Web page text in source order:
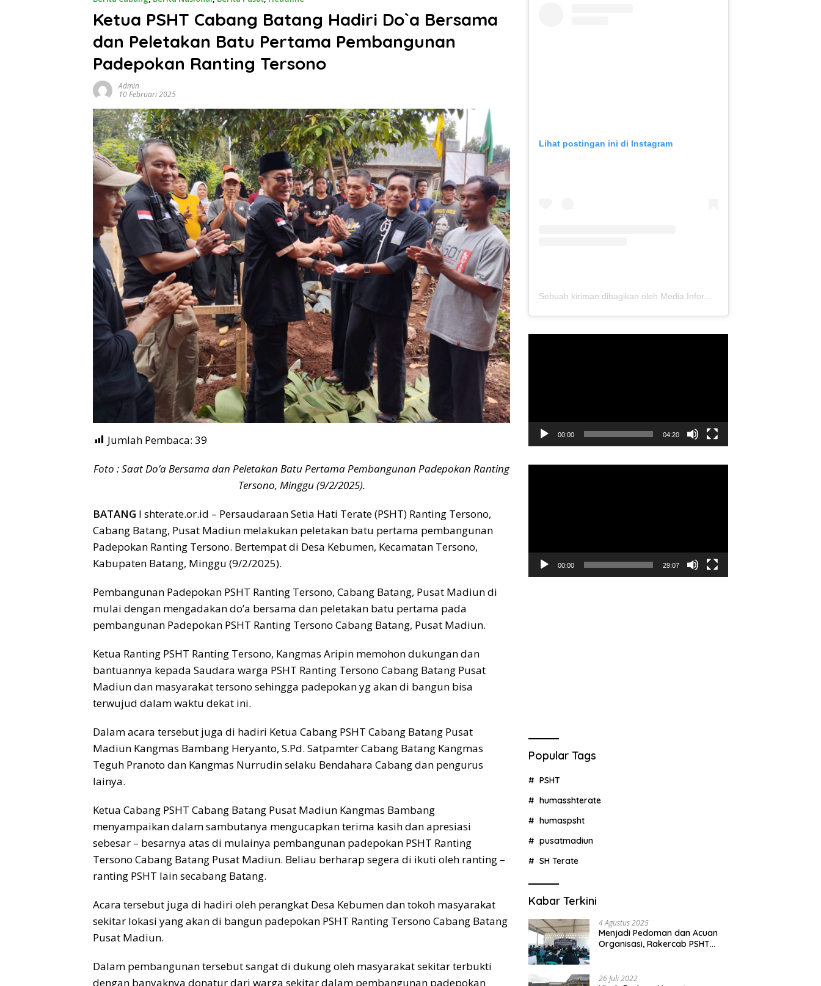
Ketua PSHT Cabang Batang Hadiri Do`a Bersama
dan Peletakan Batu Pertama Pembangunan
Padepokan Ranting Tersono
Admin
10 Februari 2025
Jumlah Pembaca: 39
Foto : Saat Do’a Bersama dan Peletakan Batu Pertama Pembangunan Padepokan Ranting
Tersono, Minggu (9/2/2025).
BATANG I shterate.or.id – Persaudaraan Setia Hati Terate (PSHT) Ranting Tersono,
Cabang Batang, Pusat Madiun melakukan peletakan batu pertama pembangunan
Padepokan Ranting Tersono. Bertempat di Desa Kebumen, Kecamatan Tersono,
Kabupaten Batang, Minggu (9/2/2025).
Pembangunan Padepokan PSHT Ranting Tersono, Cabang Batang, Pusat Madiun di
mulai dengan mengadakan do’a bersama dan peletakan batu pertama pada
pembangunan Padepokan PSHT Ranting Tersono Cabang Batang, Pusat Madiun.
Ketua Ranting PSHT Ranting Tersono, Kangmas Aripin memohon dukungan dan
bantuannya kepada Saudara warga PSHT Ranting Tersono Cabang Batang Pusat
Madiun dan masyarakat tersono sehingga padepokan yg akan di bangun bisa
terwujud dalam waktu dekat ini.
Dalam acara tersebut juga di hadiri Ketua Cabang PSHT Cabang Batang Pusat
Madiun Kangmas Bambang Heryanto, S.Pd. Satpamter Cabang Batang Kangmas
Teguh Pranoto dan Kangmas Nurrudin selaku Bendahara Cabang dan pengurus
lainya.
Ketua Cabang PSHT Cabang Batang Pusat Madiun Kangmas Bambang
menyampaikan dalam sambutanya mengucapkan terima kasih dan apresiasi
sebesar – besarnya atas di mulainya pembangunan padepokan PSHT Ranting
Tersono Cabang Batang Pusat Madiun. Beliau berharap segera di ikuti oleh ranting –
ranting PSHT lain secabang Batang.
Acara tersebut juga di hadiri oleh perangkat Desa Kebumen dan tokoh masyarakat
sekitar lokasi yang akan di bangun padepokan PSHT Ranting Tersono Cabang Batang
Pusat Madiun.
Dalam pembangunan tersebut sangat di dukung oleh masyarakat sekitar terbukti
dengan banyaknya donatur dari warga sekitar dalam pembangunan padepokan
Lihat postingan ini di Instagram
Sebuah kiriman dibagikan oleh Media Informasi Dewan Pusat Persaudaraan Setia Hati Terate (@media.dewanpusat)
00:00 04:20
00:00 29:07
Popular Tags
PSHT
humasshterate
humaspsht
pusatmadiun
SH Terate
Kabar Terkini
4 Agustus 2025
Menjadi Pedoman dan Acuan
Organisasi, Rakercab PSHT
Kerja, Berjalan Lancar dan
26 Juli 2022